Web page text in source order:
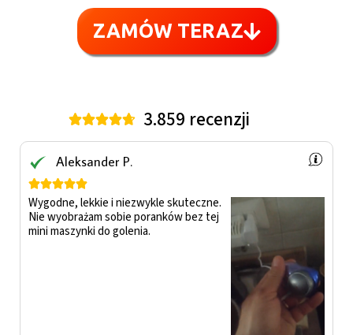
ZAMÓW TERAZ
 3.859 recenzji
Aleksander P.

Wygodne, lekkie i niezwykle skuteczne.
Nie wyobrażam sobie poranków bez tej
mini maszynki do golenia.